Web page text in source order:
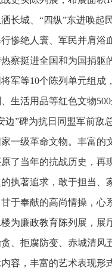
长城、“四纵”东进唤起
惨绝人寰、军民并肩浴
察挺进全国和为国捐躯
军等10个陈列单元组成
生活用品等红色文物500
边”碑为抗日同盟军前敌
一级革命文物。丰富的
了当年的抗战历史，再
执著追求，敢于担当、
于奉献的高尚情操，心
为廉政教育陈列展，展
、拒腐防变、赤城清风
容，丰富的艺术表现形